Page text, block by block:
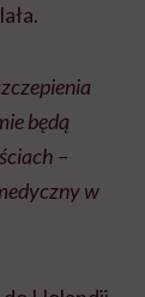
będą
–
w